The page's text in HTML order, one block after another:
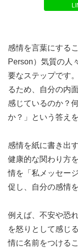
感情を言葉にする
Person）気質の人
要なステップです
るため、自分の内
感じているのか？
か？」という答え
感情を紙に書き出
健康的な関わり方
情を「私メッセー
促し、自分の感情
例えば、不安や恐
を怒りとして感じ
情に名前をつける